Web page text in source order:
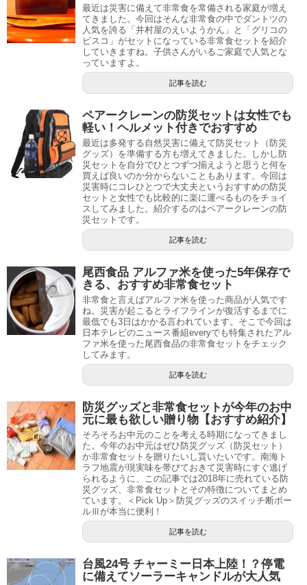
最近は災害に備えて非常食を常備される家庭が増え
てきました。今回はそんな非常食の中でダントツの
人気を誇る「井村屋のえいようかん」と「グリコの
ビスコ」がセットになっている非常食セットを紹介
していきますね。子供さんがいるご家庭で人気とな
っていますよ。
記事を読む
ペアークレーンの防災セットは女性でも
軽い！ヘルメット付きでおすすめ
最近は多発する自然災害に備えて防災セット（防災
グッズ）を準備する方も増えてきました。しかし防
災セットを自分でひとつずつ揃えようと思うと何を
買えば良いのか分からないこともあります。今回は
災害時にコレひとつで大丈夫というおすすめの防災
セットと女性でも比較的に楽に運べるものをチョイ
スしてみました。紹介するのはペアークレーンの防
災セットです。
記事を読む
尾西食品 アルファ米を使った5年保存で
きる、おすすめ非常食セット
非常食と言えばアルファ米を使った商品が人気です
ね。災害が起こるとライフラインが復活するまでに
最低でも3日はかかる言われています。そこで今回は
日本テレビのニュース番組everyでも特集されたアル
ファ米を使った尾西食品の非常食セットをチェック
してみます。
記事を読む
防災グッズと非常食セットが今年のお中
元に最も欲しい贈り物【おすすめ紹介】
そろそろお中元のことを考える時期になってきまし
た。今年のお中元はぜひ防災グッズ（防災セット）
か非常食セットを贈りたいし貰いたいです。南海ト
ラフ地震が現実味を帯びておきて災害時にすぐ逃げ
られるように、この記事では2018年に売れている防
災グッズ、非常食セットとその特徴についてまとめ
ています。＜Pick Up＞防災グッズのスイッチ断ボー
ルⅢが本当に便利！
記事を読む
台風24号 チャーミー日本上陸！？停電
に備えてソーラーキャンドルが大人気